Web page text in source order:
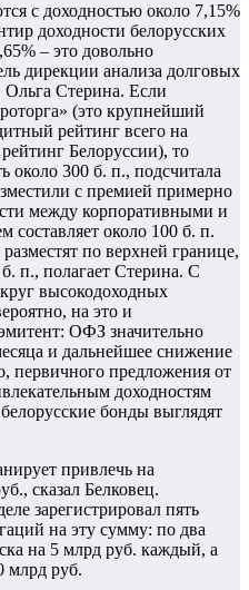
с доходностью около 7,15%
доходности белорусских
– это довольно
дирекции анализа долговых
Ольга Стерина. Если
(это крупнейший
рейтинг всего на
Белоруссии), то
около 300 б. п., подсчитала
с премией примерно
между корпоративными и
составляет около 100 б. п.
по верхней границе,
п., полагает Стерина. С
высокодоходных
на это и
ОФЗ значительно
и дальнейшее снижение
первичного предложения от
доходностям
бонды выглядят
привлечь на
сказал Белковец.
зарегистрировал пять
на эту сумму: по два
на 5 млрд руб. каждый, а
млрд руб.